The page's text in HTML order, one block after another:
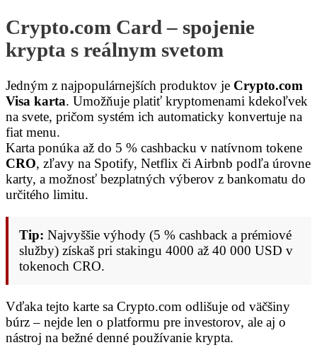
Crypto.com Card – spojenie
krypta s reálnym svetom
Jedným z najpopulárnejších produktov je Crypto.com
Visa karta. Umožňuje platiť kryptomenami kdekoľvek
na svete, pričom systém ich automaticky konvertuje na
fiat menu.
Karta ponúka až do 5 % cashbacku v natívnom tokene
CRO, zľavy na Spotify, Netflix či Airbnb podľa úrovne
karty, a možnosť bezplatných výberov z bankomatu do
určitého limitu.
Tip: Najvyššie výhody (5 % cashback a prémiové
služby) získaš pri stakingu 4000 až 40 000 USD v
tokenoch CRO.
Vďaka tejto karte sa Crypto.com odlišuje od väčšiny
búrz – nejde len o platformu pre investorov, ale aj o
nástroj na bežné denné používanie krypta.